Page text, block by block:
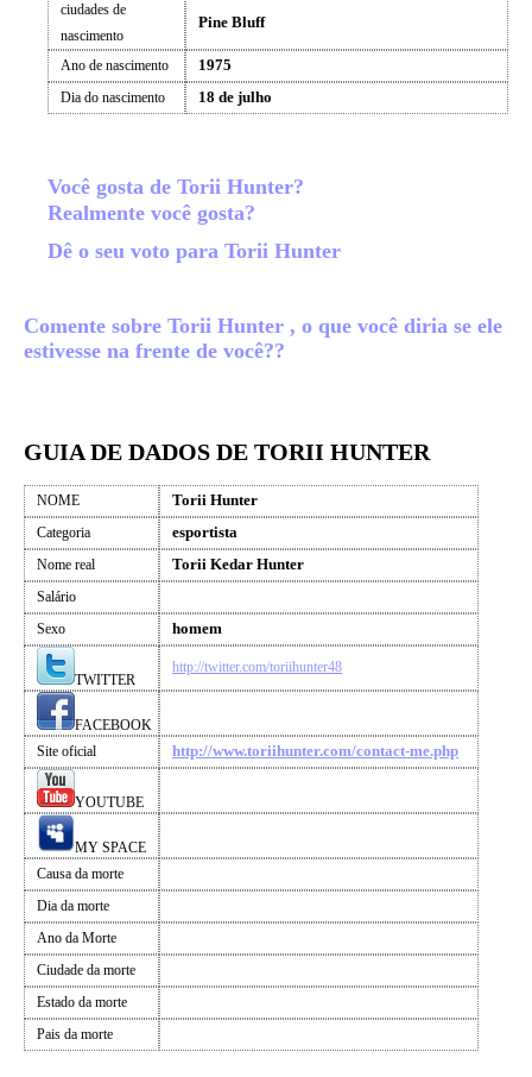
ciudades de
nascimento
Pine Bluff
Ano de nascimento 1975
Dia do nascimento 18 de julho
Você gosta de Torii Hunter?
Realmente você gosta?
Dê o seu voto para Torii Hunter
Comente sobre Torii Hunter , o que você diria se ele
estivesse na frente de você??
GUIA DE DADOS DE TORII HUNTER
NOME Torii Hunter
Categoria esportista
Nome real Torii Kedar Hunter
Salário
Sexo
homem
TWITTER
http://twitter.com/toriihunter48
FACEBOOK
Site oficial
http://www.toriihunter.com/contact-me.php
YOUTUBE
MY SPACE
Causa da morte
Dia da morte
Ano da Morte
Ciudade da morte
Estado da morte
Pais da morte